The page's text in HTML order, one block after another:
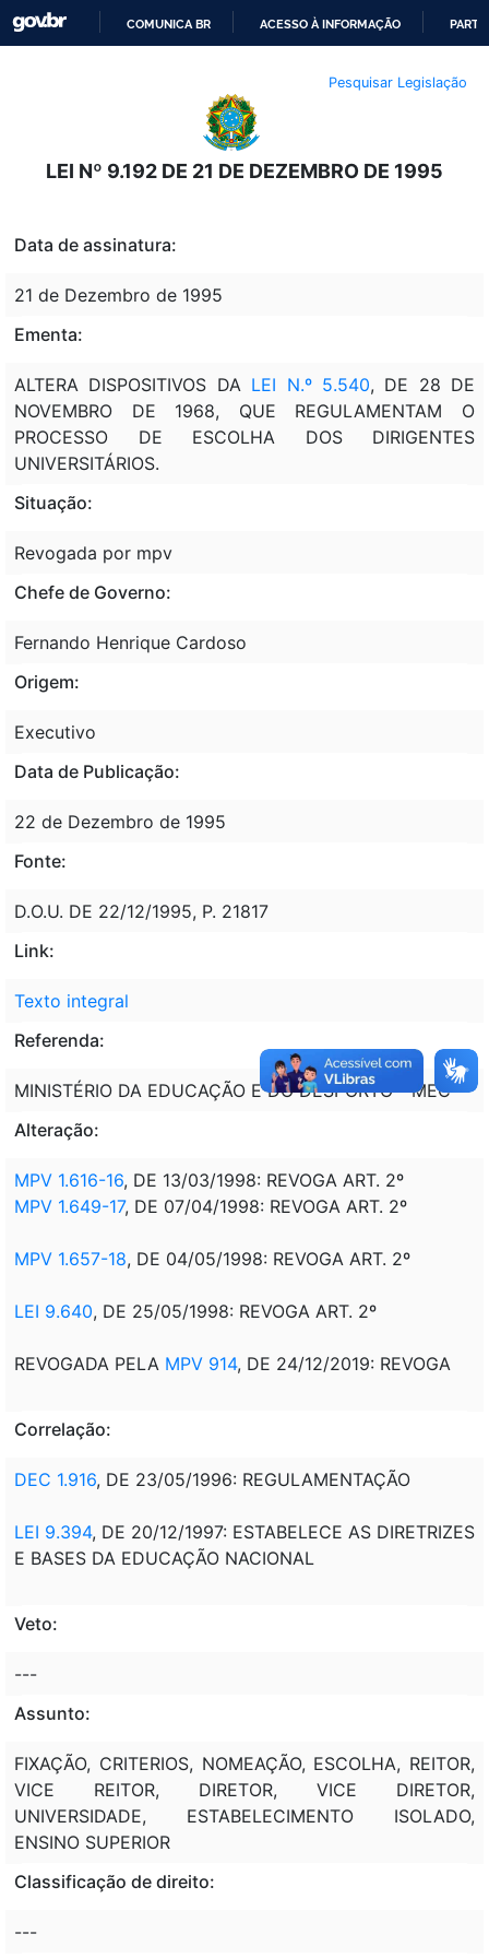
O
CONTEÚDO
COMUNICA BR ACESSO À INFORMAÇÃO
Pesquisar Legislação
LEI Nº 9.192 DE 21 DE DEZEMBRO DE 1995
Data de assinatura:
21 de Dezembro de 1995
Ementa:
ALTERA DISPOSITIVOS DA LEI N.º 5.540, DE 28 DE
NOVEMBRO DE 1968, QUE REGULAMENTAM O
PROCESSO DE ESCOLHA DOS DIRIGENTES
UNIVERSITÁRIOS.
Situação:
Revogada por mpv
Chefe de Governo:
Fernando Henrique Cardoso
Origem:
Executivo
Data de Publicação:
22 de Dezembro de 1995
Fonte:
D.O.U. DE 22/12/1995, P. 21817
Link:
Texto integral
Referenda:
MINISTÉRIO DA EDUCAÇÃO E DO DESPORTO - MEC
Alteração:
MPV 1.616-16, DE 13/03/1998: REVOGA ART. 2º
MPV 1.649-17, DE 07/04/1998: REVOGA ART. 2º
MPV 1.657-18, DE 04/05/1998: REVOGA ART. 2º
LEI 9.640, DE 25/05/1998: REVOGA ART. 2º
REVOGADA PELA MPV 914, DE 24/12/2019: REVOGA
Correlação:
DEC 1.916, DE 23/05/1996: REGULAMENTAÇÃO
LEI 9.394, DE 20/12/1997: ESTABELECE AS DIRETRIZES
E BASES DA EDUCAÇÃO NACIONAL
Veto:
---
Assunto:
FIXAÇÃO, CRITERIOS, NOMEAÇÃO, ESCOLHA, REITOR,
VICE REITOR, DIRETOR, VICE DIRETOR,
UNIVERSIDADE, ESTABELECIMENTO ISOLADO,
ENSINO SUPERIOR
Classificação de direito:
---